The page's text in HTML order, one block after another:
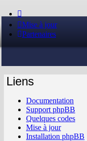
Mise à jour
Partenaires
Liens
Documentation
Support phpBB
Quelques codes
Mise à jour
Installation phpBB